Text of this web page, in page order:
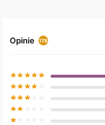
Opinie 178